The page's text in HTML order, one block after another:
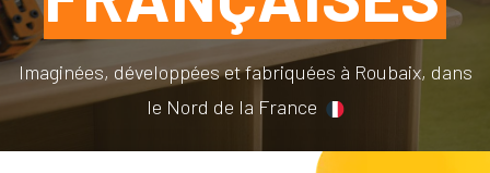
Imaginées, développées et fabriquées à Roubaix, dans
le Nord de la France